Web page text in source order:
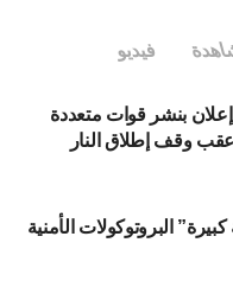
فيديو
بنشر قوات متعددة
عقب وقف إطلاق النار
البروتوكولات الأمنية